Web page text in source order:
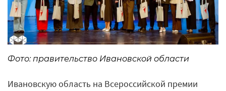
Фото: правительство Ивановской области
Ивановскую область на Всероссийской премии